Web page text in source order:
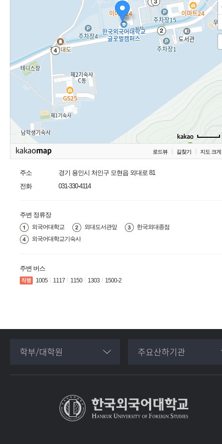
로드뷰 길찾기 지도 크
주소
경기 용인시 처인구 모현읍 외대로 81
전화
031-330-4114
주변 정류장
외국어대학교 외대도서관앞
한국외대종점
외국어대학교기숙사
주변 버스
1005 1117 1150 1303 1500-2
학부/대학원 주요산하기관